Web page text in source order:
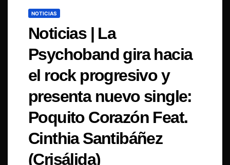
NOTICIAS
Noticias | La
Psychoband gira hacia
el rock progresivo y
presenta nuevo single:
Poquito Corazón Feat.
Cinthia Santibáñez
(Crisálida)